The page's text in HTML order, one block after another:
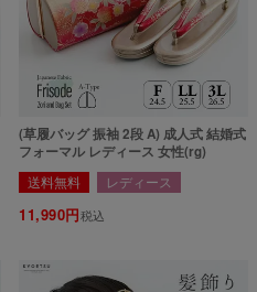
(草履バッグ 振袖 2段 A) 成人式 結婚式
フォーマル レディース 女性(rg)
送料無料 レディース
11,990 税込